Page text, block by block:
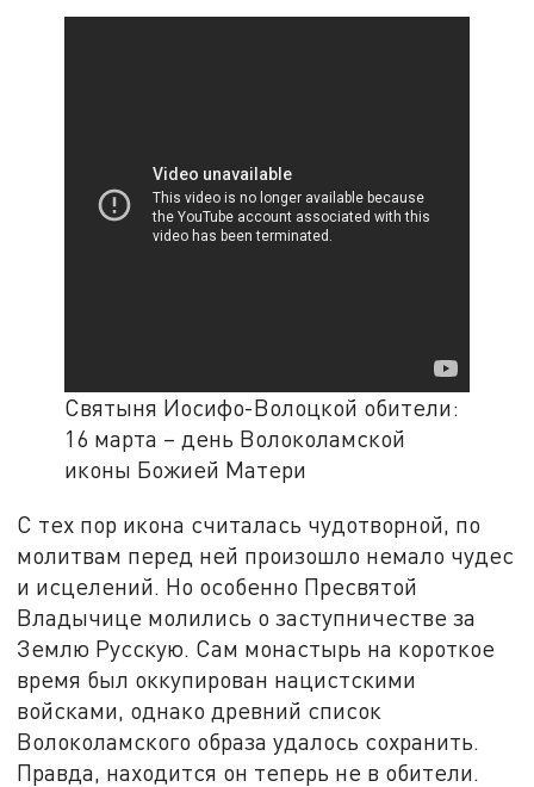
Святыня Иосифо-Волоцкой обители:
16 марта – день Волоколамской
иконы Божией Матери
С тех пор икона считалась чудотворной, по
молитвам перед ней произошло немало чудес
и исцелений. Но особенно Пресвятой
Владычице молились о заступничестве за
Землю Русскую. Сам монастырь на короткое
время был оккупирован нацистскими
войсками, однако древний список
Волоколамского образа удалось сохранить.
Правда, находится он теперь не в обители.